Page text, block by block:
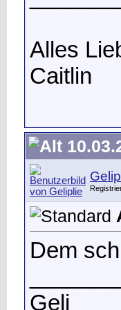
Alles
Caitlin
Dem
Geli